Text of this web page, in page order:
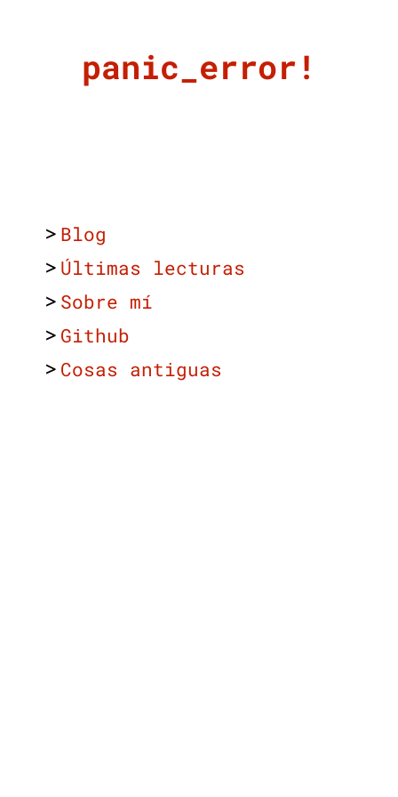
panic_error!
> Blog
> Últimas lecturas
> Sobre mí
> Github
> Cosas antiguas